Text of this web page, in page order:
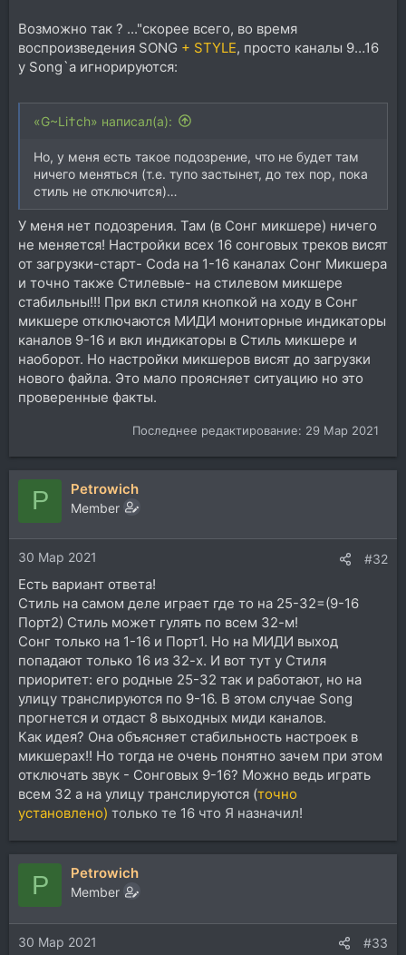
Возможно так ? ..."скорее всего, во время
воспроизведения SONG + STYLE, просто каналы 9…16
у Song`а игнорируются:
«G~Li†ch» написал(а):
Но, у меня есть такое подозрение, что не будет там
ничего меняться (т.е. тупо застынет, до тех пор, пока
стиль не отключится)…
У меня нет подозрения. Там (в Сонг микшере) ничего
не меняется! Настройки всех 16 сонговых треков висят
от загрузки-старт- Coda на 1-16 каналах Сонг Микшера
и точно также Стилевые- на стилевом микшере
стабильны!!! При вкл стиля кнопкой на ходу в Сонг
микшере отключаются МИДИ мониторные индикаторы
каналов 9-16 и вкл индикаторы в Стиль микшере и
наоборот. Но настройки микшеров висят до загрузки
нового файла. Это мало проясняет ситуацию но это
проверенные факты.
Последнее редактирование: 29 Мар 2021
P Petrowich
Member
30 Мар 2021 #32
Есть вариант ответа!
Стиль на самом деле играет где то на 25-32=(9-16
Порт2) Стиль может гулять по всем 32-м!
Сонг только на 1-16 и Порт1. Но на МИДИ выход
попадают только 16 из 32-х. И вот тут у Стиля
приоритет: его родные 25-32 так и работают, но на
улицу транслируются по 9-16. В этом случае Song
прогнется и отдаст 8 выходных миди каналов.
Как идея? Она объясняет стабильность настроек в
микшерах!! Но тогда не очень понятно зачем при этом
отключать звук - Сонговых 9-16? Можно ведь играть
всем 32 а на улицу транслируются (точно
установлено) только те 16 что Я назначил!
P Petrowich
Member
30 Мар 2021 #33